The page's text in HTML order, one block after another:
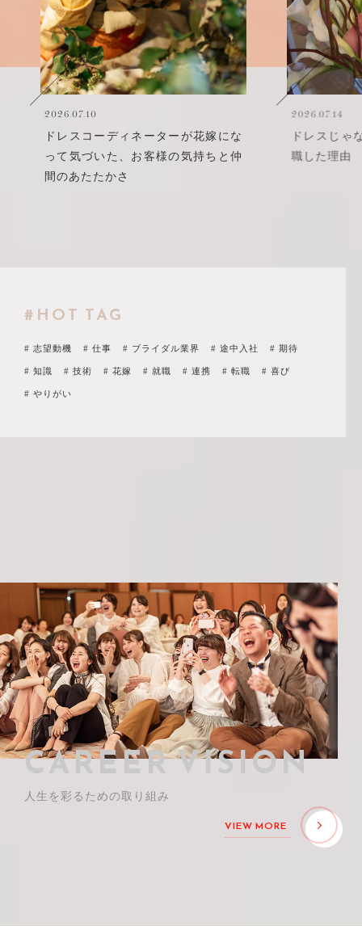
スコーディネーターが花嫁にな
気づいた、お客様の気持ちと仲
あたたかさ
ドレスじゃなく、″人″
職した理由
#HOT TAG
# 志望動機 # 仕事 # ブライダル業界 # 途中入社 # 期待
# 知識 # 技術 # 花嫁 # 就職 # 連携 # 転職 # 喜び
# やりがい
CAREER VISION
人生を彩るための取り組み
VIEW MORE